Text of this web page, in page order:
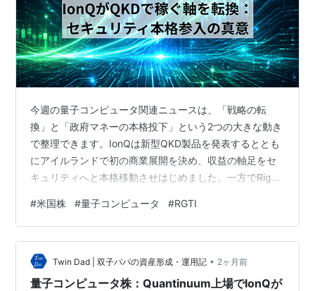
今週の量子コンピュータ関連ニュースは、「戦略の転
換」と「政府マネーの本格投下」という2つの大きな動き
で整理できます。IonQは新型QKD製品を発表するととも
にアイルランドで初の商業展開を決め、収益の軸足をセ
キュリティへと本格移動させはじめました。一方でRigett
達を同じ週に確保。量子業界への公的支援が一段と加速
していることを示しています。 IonQ：「量子コンピュー
タ会社」から「量子セキュリティ会社」へ 2026年6月17
日、IonQ（NYSE: IONQ）は「Clavis XG Multiplex」を
発表しました。QKD（Quantu…
#米国株 #量子コンピュータ #RGTI
Twin Dad | 双子パパの資産形成・運用記 • 2ヶ月前
量子コンピュータ株：Quantinuum上場でIonQが